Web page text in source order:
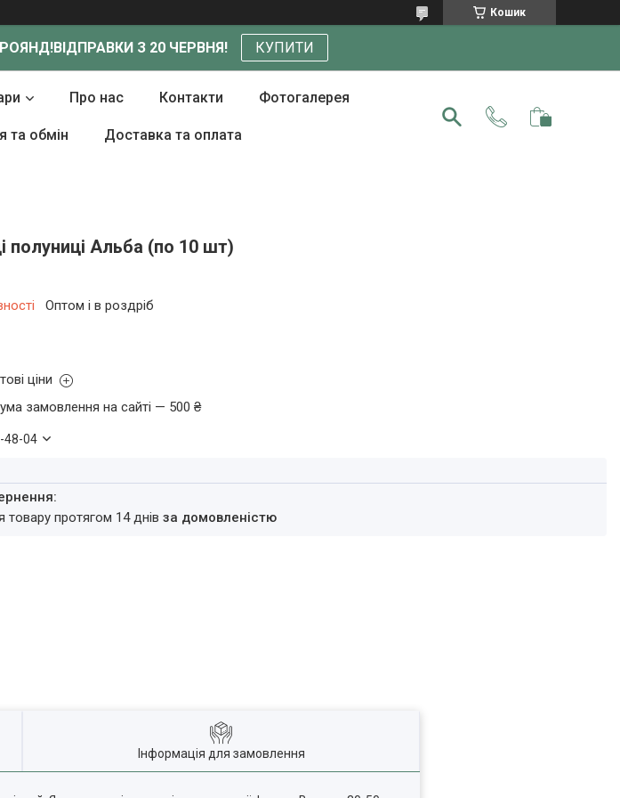
Кошик
ВІДПРАВКИ З 20 ЧЕРВНЯ! КУПИТИ
Про нас Контакти Фотогалерея
та обмін Доставка та оплата
полуниці Альба (по 10 шт)
Оптом і в роздріб
ціни
замовлення на сайті — 500 ₴
48-04
товару протягом 14 днівза домовленістю
Інформація для замовлення